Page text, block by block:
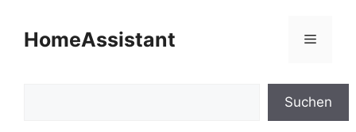
Inhalt
springen
HomeAssistant Menü
Suchen